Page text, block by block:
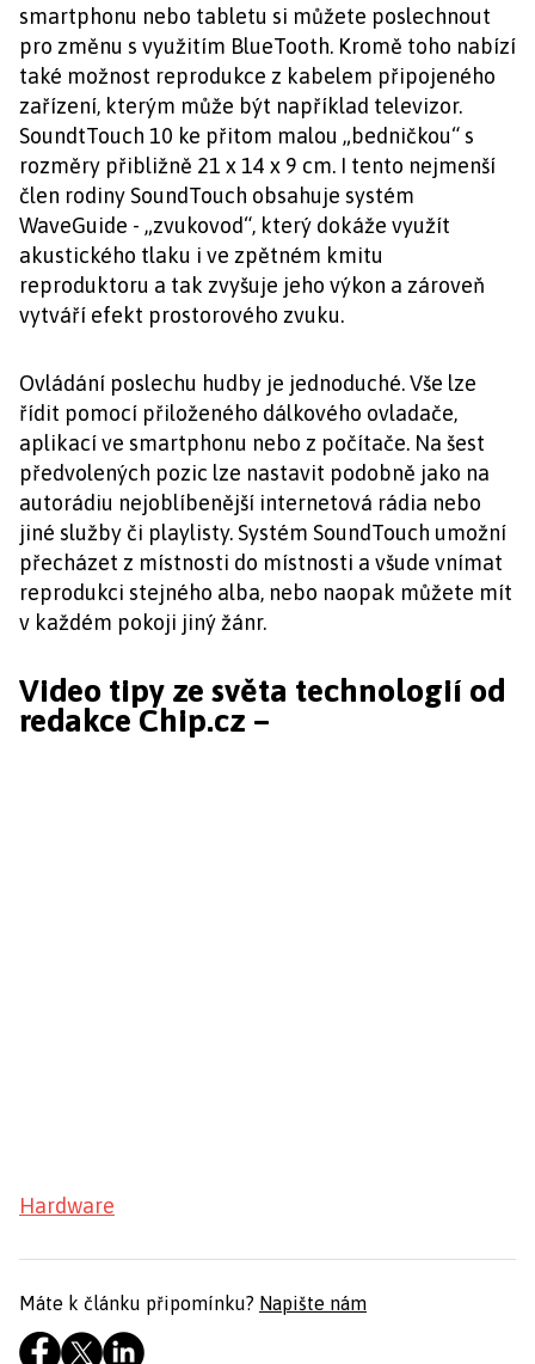
smartphonu nebo tabletu si můžete poslechnout
pro změnu s využitím BlueTooth. Kromě toho nabízí
také možnost reprodukce z kabelem připojeného
zařízení, kterým může být například televizor.
SoundtTouch 10 ke přitom malou „bedničkou“ s
rozměry přibližně 21 x 14 x 9 cm. I tento nejmenší
člen rodiny SoundTouch obsahuje systém
WaveGuide - „zvukovod“, který dokáže využít
akustického tlaku i ve zpětném kmitu
reproduktoru a tak zvyšuje jeho výkon a zároveň
vytváří efekt prostorového zvuku.
Ovládání poslechu hudby je jednoduché. Vše lze
řídit pomocí přiloženého dálkového ovladače,
aplikací ve smartphonu nebo z počítače. Na šest
předvolených pozic lze nastavit podobně jako na
autorádiu nejoblíbenější internetová rádia nebo
jiné služby či playlisty. Systém SoundTouch umožní
přecházet z místnosti do místnosti a všude vnímat
reprodukci stejného alba, nebo naopak můžete mít
v každém pokoji jiný žánr.
Video tipy ze světa technologií od
redakce Chip.cz –
Hardware
Máte k článku připomínku? Napište nám